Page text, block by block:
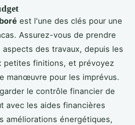
est l'une des clés pour une
Assurez-vous de prendre
des travaux, depuis les
petites finitions, et prévoyez
manœuvre pour les imprévus.
le contrôle financier de
avec les aides financières
améliorations énergétiques,